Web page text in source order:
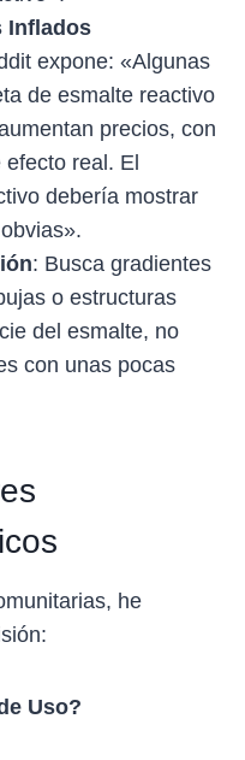
Inflados
expone: «Algunas
de esmalte reactivo
precios, con
real. El
debería mostrar
obvias».
: Busca gradientes
o estructuras
del esmalte, no
con unas pocas
he
Uso?